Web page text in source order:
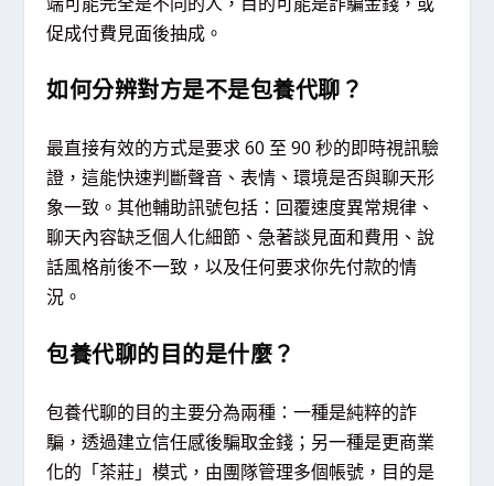
促成付費見面後抽成。
如何分辨對方是不是包養代聊？
最直接有效的方式是要求 60 至 90 秒的即時視訊驗
證，這能快速判斷聲音、表情、環境是否與聊天形
象一致。其他輔助訊號包括：回覆速度異常規律、
聊天內容缺乏個人化細節、急著談見面和費用、說
話風格前後不一致，以及任何要求你先付款的情
況。
包養代聊的目的是什麼？
包養代聊的目的主要分為兩種：一種是純粹的詐
騙，透過建立信任感後騙取金錢；另一種是更商業
化的「茶莊」模式，由團隊管理多個帳號，目的是